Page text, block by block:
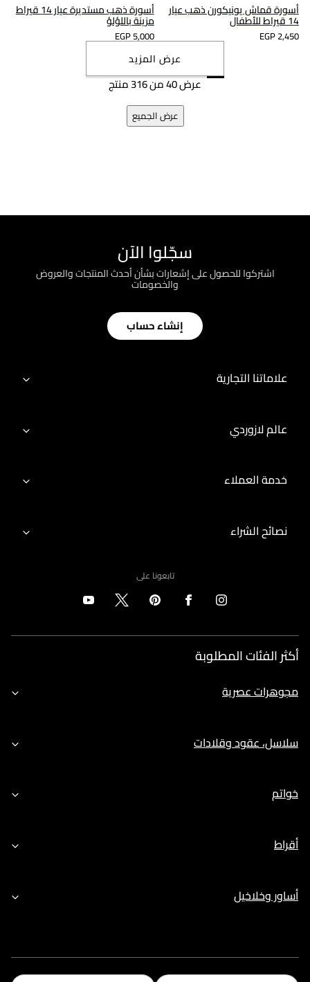
أسورة قماش يونيكورن ذهب عيار
14 قيراط للأطفال
EGP 2,450
أسورة ذهب مستديرة عيار 14 قيراط
مزينة باللؤلؤ
EGP 5,000
عرض المزيد
عرض 40 من 316 منتج
عرض الجميع
سجّلوا الآن
اشتركوا للحصول على إشعارات بشأن أحدث المنتجات والعروض
والخصومات
إنشاء حساب
علاماتنا التجارية
عالم لازوردي
خدمة العملاء
نصائح الشراء
تابعونا على
أكثر الفئات المطلوبة
مجوهرات عصرية
سلاسل، عقود وقلادات
خواتم
أقراط
أساور وخلاخيل